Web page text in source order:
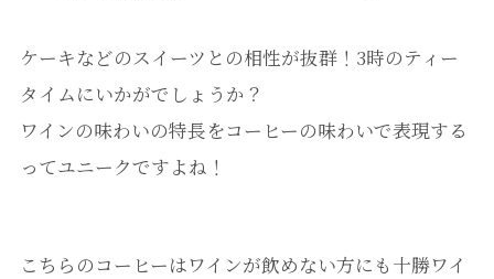
ケーキなどのスイーツとの相性が抜群！3時のティー
タイムにいかがでしょうか？
ワインの味わいの特長をコーヒーの味わいで表現する
ってユニークですよね！
こちらのコーヒーはワインが飲めない方にも十勝ワイ